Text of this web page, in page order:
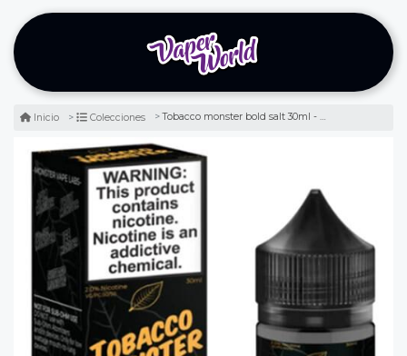
Inicio Colecciones Tobacco monster bold salt 30ml - tabaco seco